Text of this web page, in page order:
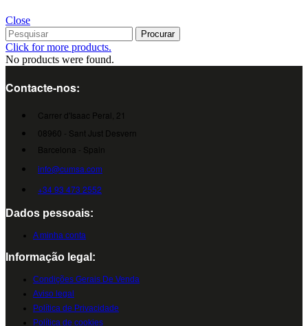
Close
Procurar
Click for more products.
No products were found.
Contacte-nos:
Carrer d'Isaac Peral, 21
08960 - Sant Just Desvern
Barcelona - Spain
info@cumsa.com
+34 93 473 2552
Dados pessoais:
A minha conta
Informação legal:
Condições Gerais De Venda
Aviso legal
Política de Privacidade
Política de cookies